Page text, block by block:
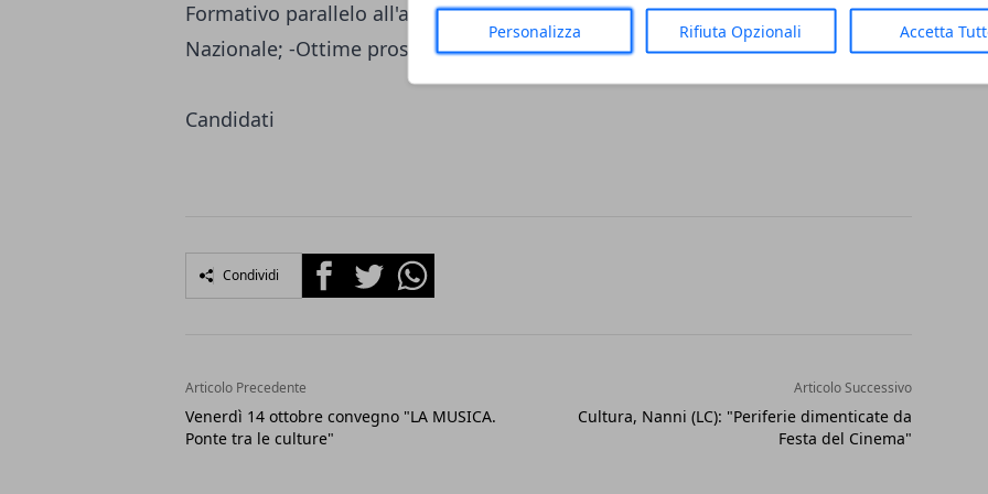
Personalizza Rifiuta Opzionali Accetta
Formativo parallelo all'attività lavorativa; -Possibilità di viaggiare a livello
Nazionale; -Ottime prospettive di crescita e carriera.
Candidati
Condividi FacebookTwitterWhatsapp
Articolo Precedente
Venerdì 14 ottobre convegno "LA MUSICA.
Ponte tra le culture"
Articolo Successivo
Cultura, Nanni (LC): "Periferie dimenticate da
Festa del Cinema"